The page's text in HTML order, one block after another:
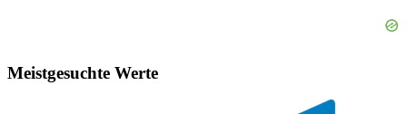
Meistgesuchte Werte